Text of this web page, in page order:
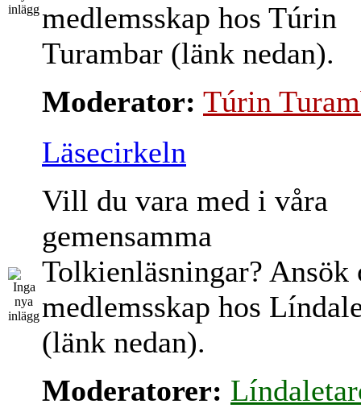
medlemsskap hos Túrin
Turambar (länk nedan).
Moderator: Túrin
Läsecirkeln
Vill du vara med i våra
gemensamma
Tolkienläsningar? Ansök
medlemsskap hos
(länk nedan).
Moderatorer: